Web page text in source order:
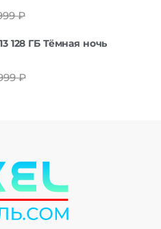
₽
128 ГБ Тёмная ночь
₽